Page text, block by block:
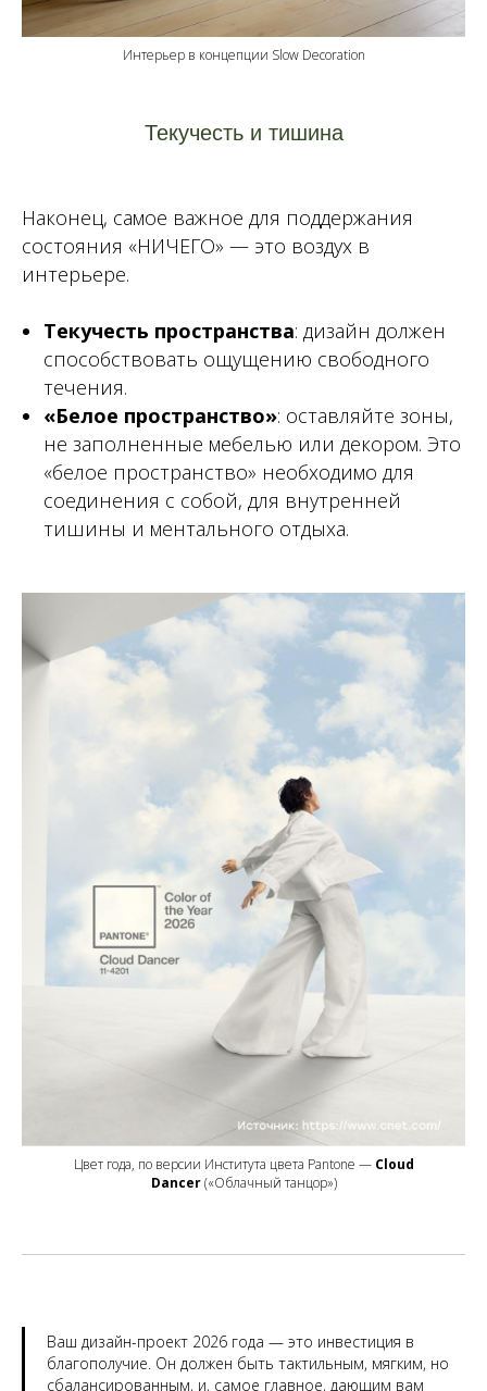
Интерьер в концепции Slow Decoration
Текучесть и тишина
Наконец, самое важное для поддержания
состояния «НИЧЕГО» — это воздух в
интерьере.
Текучесть пространства: дизайн должен
способствовать ощущению свободного
течения.
«Белое пространство»: оставляйте зоны,
не заполненные мебелью или декором. Это
«белое пространство» необходимо для
соединения с собой, для внутренней
тишины и ментального отдыха.
Цвет года, по версии Института цвета Pantone — Cloud
Dancer(«Облачный танцор»)
Ваш дизайн-проект 2026 года — это инвестиция в
благополучие. Он должен быть тактильным, мягким, но
сбалансированным, и, самое главное, дающим вам